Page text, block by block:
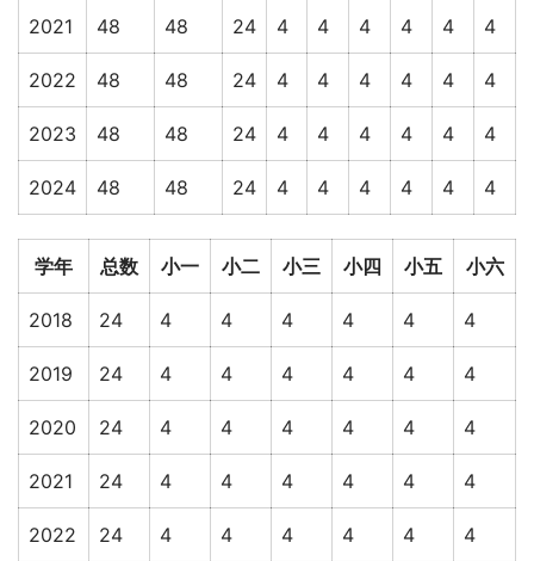
2021 48 48 24 4 4 4 4 4 4
2022 48 48 24 4 4 4 4 4 4
2023 48 48 24 4 4 4 4 4 4
2024 48 48 24 4 4 4 4 4 4
学年 总数 小一 小二 小三 小四 小五 小六
2018 24 4 4 4 4 4 4
2019 24 4 4 4 4 4 4
2020 24 4 4 4 4 4 4
2021 24 4 4 4 4 4 4
2022 24 4 4 4 4 4 4